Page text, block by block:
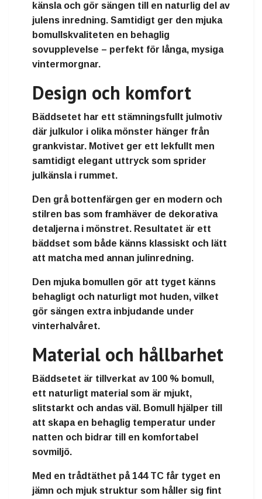
känsla och gör sängen till en naturlig del av
julens inredning. Samtidigt ger den mjuka
bomullskvaliteten en behaglig
sovupplevelse – perfekt för långa, mysiga
vintermorgnar.
Design och komfort
Bäddsetet har ett stämningsfullt julmotiv
där julkulor i olika mönster hänger från
grankvistar. Motivet ger ett lekfullt men
samtidigt elegant uttryck som sprider
julkänsla i rummet.
Den grå bottenfärgen ger en modern och
stilren bas som framhäver de dekorativa
detaljerna i mönstret. Resultatet är ett
bäddset som både känns klassiskt och lätt
att matcha med annan julinredning.
Den mjuka bomullen gör att tyget känns
behagligt och naturligt mot huden, vilket
gör sängen extra inbjudande under
vinterhalvåret.
Material och hållbarhet
Bäddsetet är tillverkat av 100 % bomull,
ett naturligt material som är mjukt,
slitstarkt och andas väl. Bomull hjälper till
att skapa en behaglig temperatur under
natten och bidrar till en komfortabel
sovmiljö.
Med en trådtäthet på 144 TC får tyget en
jämn och mjuk struktur som håller sig fint